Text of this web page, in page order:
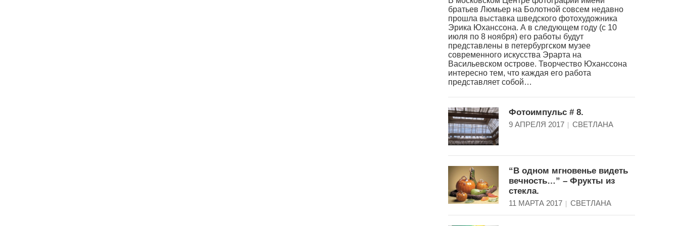
братьев Люмьер на Болотной совсем недавно
прошла выставка шведского фотохудожника
Эрика Юханссона. А в следующем году (с 10
июля по 8 ноября) его работы будут
представлены в петербургском музее
современного искусства Эрарта на
Васильевском острове. Творчество Юханссона
интересно тем, что каждая его работа
представляет собой…
Фотоимпульс # 8.
9 АПРЕЛЯ 2017 СВЕТЛАНА
“В одном мгновенье видеть
вечность…” – Фрукты из
стекла.
11 МАРТА 2017 СВЕТЛАНА